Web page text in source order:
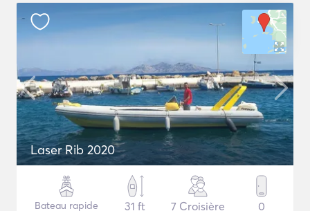
Laser Rib 2020
Bateau rapide
31 ft
7 Croisière 0